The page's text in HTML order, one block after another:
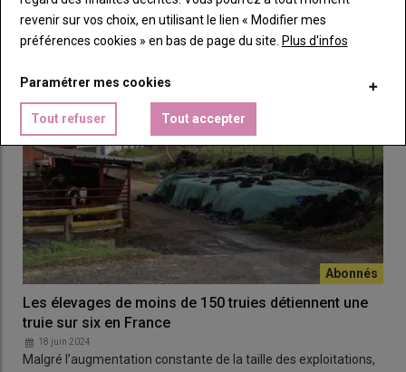
Les élevages de moins de 150 truies détiennent une
truie sur six en France
18 juin 2024
Malgré l’augmentation constante de la taille des exploitations,
revenir sur vos choix, en utilisant le lien « Modifier mes
préférences cookies » en bas de page du site. Plus d'infos
Paramétrer mes cookies
Tout refuser Tout accepter